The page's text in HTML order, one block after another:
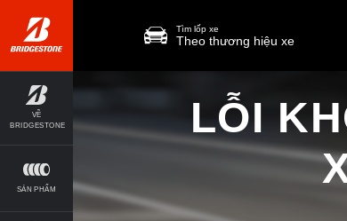
VỀ
BRIDGESTONE
SẢN PHẨM
Tìm lốp xe
Theo thương hiệu xe
LỖI